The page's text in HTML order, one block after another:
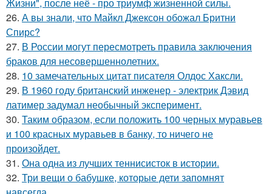
Жизни", после неё - про триумф жизненной силы.
26. А вы знали, что Майкл Джексон обожал Бритни
Спирс?
27. В России могут пересмотреть правила заключения
браков для несовершеннолетних.
28. 10 замечательных цитат писателя Олдос Хаксли.
29. В 1960 году британский инженер - электрик Дэвид
латимер задумал необычный эксперимент.
30. Таким образом, если положить 100 черных муравьев
и 100 красных муравьев в банку, то ничего не
произойдет.
31. Она одна из лучших теннисисток в истории.
32. Три вещи о бабушке, которые дети запомнят